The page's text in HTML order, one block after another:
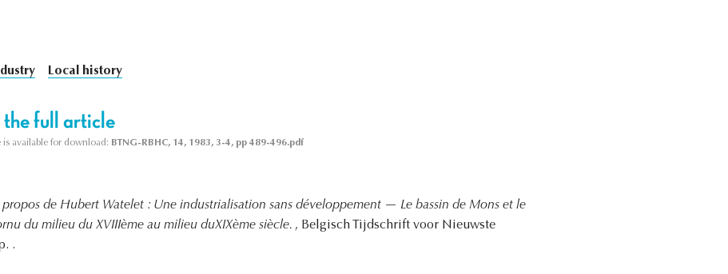
Local history
the full article
is available for download: BTNG-RBHC, 14, 1983, 3-4, pp 489-496.pdf
propos de Hubert Watelet : Une industrialisation sans développement — Le bassin de Mons et le
du milieu du XVIIIème au milieu duXIXème siècle. , Belgisch Tijdschrift voor Nieuwste
.